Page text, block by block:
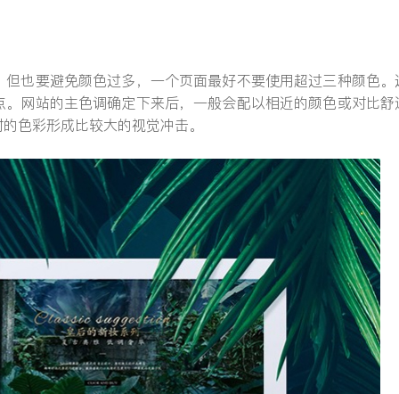
也要避免颜色过多，一个页面最好不要使用超过三种颜色。
网站的主色调确定下来后，一般会配以相近的颜色或对比舒
色彩形成比较大的视觉冲击。